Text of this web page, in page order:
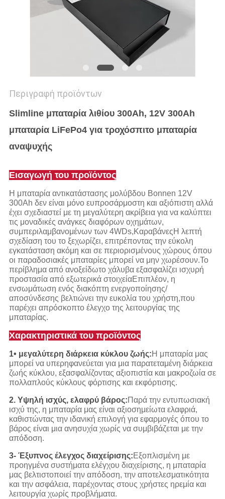
Περιγραφή προϊόντων
Slimline μπαταρία λιθίου 300Ah, 12V 300Ah
μπαταρία LiFePo4 για τροχόσπιτο μπαταρία
αναψυχής
Εισαγωγή του προϊόντος
Η μπαταρία αντικατάστασης μολύβδου Bonnen 12V
300Ah δεν είναι μόνο ευπροσάρμοστη και αξιόπιστη αλλά
έχει σχεδιαστεί με τη μεγαλύτερη ακρίβεια για να καλύπτει
τις μοναδικές ανάγκες διαφόρων οχημάτων,
συμπεριλαμβανομένων των 4WDs,ΚαραβάνεςΗ λεπτή
σχεδίαση του το ξεχωρίζει, επιτρέποντας την εύκολη
εγκατάσταση ακόμη και σε περιορισμένους χώρους όπου
οι παραδοσιακές μπαταρίες μπορεί να μην χωρέσουν.Το
περίβλημα από ανοξείδωτο χάλυβα εξασφαλίζει ισχυρή
προστασία από εξωτερικά στοιχείαΕπιπλέον, η
ενσωμάτωση ενός διακόπτη ενεργοποίησης/
αποσύνδεσης βελτιώνει την ευκολία του χρήστη,που
παρέχει απρόσκοπτο έλεγχο της λειτουργίας της
μπαταρίας.
Χαρακτηριστικά του προϊόντος
1• μεγαλύτερη διάρκεια κύκλου ζωής:Η μπαταρία μας
μπορεί να υπερηφανεύεται για μια παρατεταμένη διάρκεια
ζωής κύκλου, εξασφαλίζοντας αξιοπιστία και μακροζωία σε
πολλαπλούς κύκλους φόρτισης και εκφόρτισης.
2. Υψηλή ισχύς, ελαφρύ βάρος: Παρά την εντυπωσιακή
ισχύ της, η μπαταρία μας είναι αξιοσημείωτα ελαφριά,
καθιστώντας την ιδανική επιλογή για εφαρμογές όπου το
βάρος είναι μια ανησυχία χωρίς να συμβιβάζεται με την
απόδοση.
3- Έξυπνος έλεγχος διαχείρισης:Εξοπλισμένη με
προηγμένα συστήματα ελέγχου διαχείρισης, η μπαταρία
μας βελτιστοποιεί την απόδοση, την αποτελεσματικότητα
και την ασφάλεια, παρέχοντας στους χρήστες ηρεμία και
λειτουργία χωρίς προβλήματα.